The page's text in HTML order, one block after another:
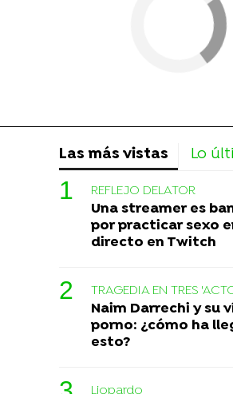
Las más vistas Lo
REFLEJO DELATOR
Una streamer es
por practicar sexo
directo en Twitch
TRAGEDIA EN TRES
Naim Darrechi y su
porno: ¿cómo ha
esto?